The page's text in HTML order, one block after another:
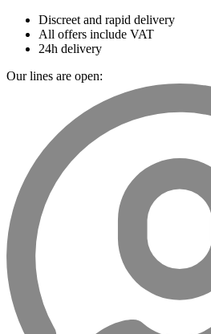
Discreet and rapid delivery
All offers include VAT
24h delivery
Our lines are open: